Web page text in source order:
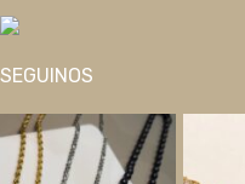
SEGUINOS